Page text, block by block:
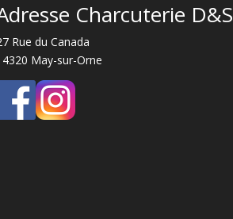
Charcuterie D&S
Rue du Canada
May-sur-Orne